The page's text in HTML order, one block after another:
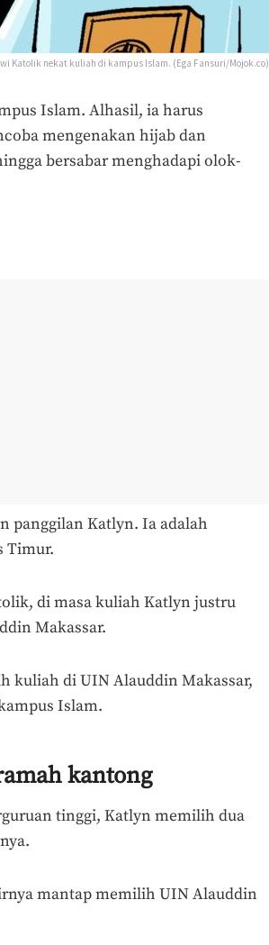
Katolik nekat kuliah di kampus Islam. (Ega Fansuri/Mojok.co)
Islam. Alhasil, ia harus
mengenakan hijab dan
bersabar menghadapi olok-
panggilan Katlyn. Ia adalah
Timur.
di masa kuliah Katlyn justru
Makassar.
kuliah di UIN Alauddin Makassar,
Islam.
kantong
tinggi, Katlyn memilih dua
mantap memilih UIN Alauddin